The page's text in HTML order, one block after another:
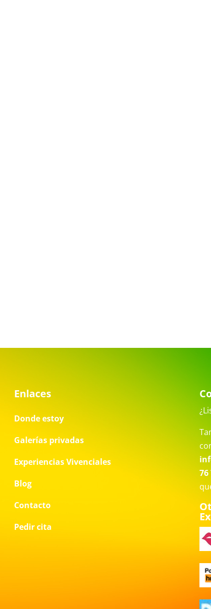
Enlaces
Donde estoy
Galerías privadas
Experiencias Vivenciales
Blog
Contacto
Pedir cita
76